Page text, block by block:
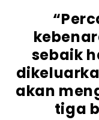
sebaik
akan
tiga